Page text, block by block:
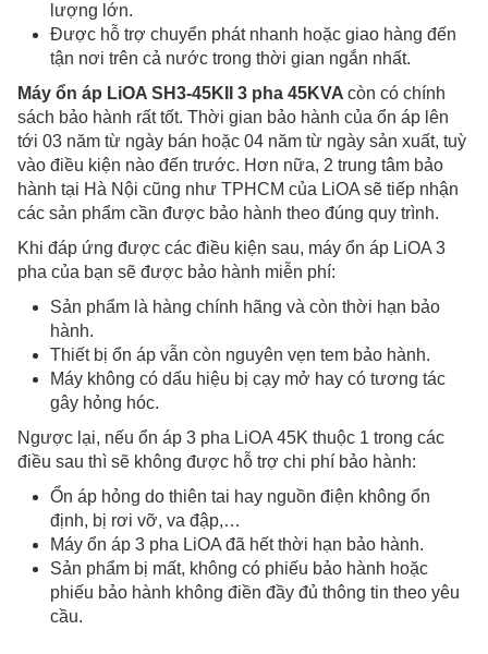
lượng lớn.
Được hỗ trợ chuyển phát nhanh hoặc giao hàng đến
tận nơi trên cả nước trong thời gian ngắn nhất.
Máy ổn áp LiOA SH3-45KII 3 pha 45KVA còn có chính
sách bảo hành rất tốt. Thời gian bảo hành của ổn áp lên
tới 03 năm từ ngày bán hoặc 04 năm từ ngày sản xuất, tuỳ
vào điều kiện nào đến trước. Hơn nữa, 2 trung tâm bảo
hành tại Hà Nội cũng như TPHCM của LiOA sẽ tiếp nhận
các sản phẩm cần được bảo hành theo đúng quy trình.
Khi đáp ứng được các điều kiện sau, máy ổn áp LiOA 3
pha của bạn sẽ được bảo hành miễn phí:
Sản phẩm là hàng chính hãng và còn thời hạn bảo
hành.
Thiết bị ổn áp vẫn còn nguyên vẹn tem bảo hành.
Máy không có dấu hiệu bị cạy mở hay có tương tác
gây hỏng hóc.
Ngược lại, nếu ổn áp 3 pha LiOA 45K thuộc 1 trong các
điều sau thì sẽ không được hỗ trợ chi phí bảo hành:
Ổn áp hỏng do thiên tai hay nguồn điện không ổn
định, bị rơi vỡ, va đập,…
Máy ổn áp 3 pha LiOA đã hết thời hạn bảo hành.
Sản phẩm bị mất, không có phiếu bảo hành hoặc
phiếu bảo hành không điền đầy đủ thông tin theo yêu
cầu.